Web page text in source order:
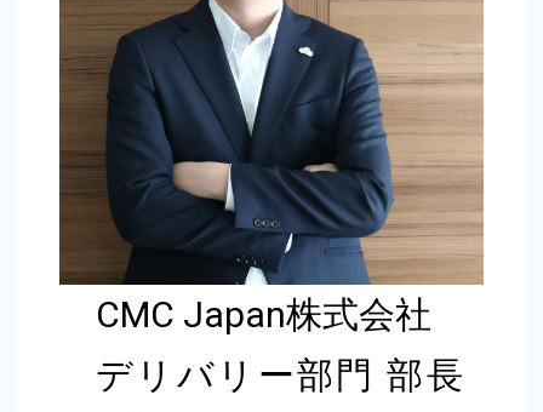
CMC Japan株式会社
デリバリー部門 部長